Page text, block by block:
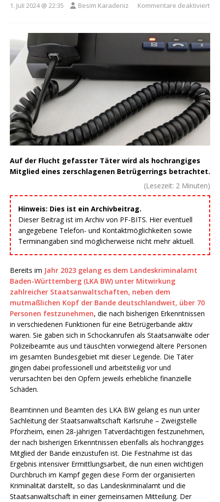
1. Juli 2024 @ 22:35 Besim Karadeniz Kommentare deaktiviert
Auf der Flucht gefasster Täter wird als hochrangiges
Mitglied eines zerschlagenen Betrügerrings betrachtet.
(Lesezeit: 2 Minuten)
Hinweis: Dies ist ein Archivbeitrag.
Dieser Beitrag ist im Archiv von PF-BITS. Hier eventuell
angegebene Telefon- und Kontaktmöglichkeiten sowie
Terminangaben sind möglicherweise nicht mehr aktuell.
Bereits im Jahr 2023 gelang es dem Landeskriminalamt
Baden-Württemberg (LKA BW) unter Mitwirkung
zahlreicher Staatsanwaltschaften, neben dem
mutmaßlichen Kopf der Bande deutschlandweit, über 70
Personen festzunehmen, die nach bisherigen Erkenntnissen
in verschiedenen Funktionen für eine Betrügerbande aktiv
waren. Sie gaben sich in Schockanrufen als Staatsanwälte oder
Polizeibeamte aus und täuschten vorwiegend ältere Personen
im gesamten Bundesgebiet mit dieser Legende. Die Täter
gingen dabei professionell und arbeitsteilig vor und
verursachten bei den Opfern jeweils erhebliche finanzielle
Schäden.
Beamtinnen und Beamten des LKA BW gelang es nun unter
Sachleitung der Staatsanwaltschaft Karlsruhe – Zweigstelle
Pforzheim, einen 28-jährigen Tatverdächtigen festzunehmen,
der nach bisherigen Erkenntnissen ebenfalls als hochrangiges
Mitglied der Bande einzustufen ist. Die Festnahme ist das
Ergebnis intensiver Ermittlungsarbeit, die nun einen wichtigen
Durchbruch im Kampf gegen diese Form der organisierten
Kriminalität darstellt, so das Landeskriminalamt und die
Staatsanwaltschaft in einer gemeinsamen Mitteilung. Der